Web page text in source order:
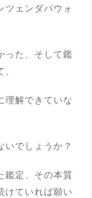
ツェンダパウォ
った、そして鑑
理解できていな
いでしょうか？
鑑定、その本質
けていれば願い